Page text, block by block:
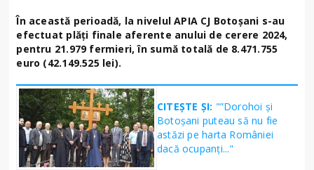
În această perioadă, la nivelul APIA CJ Botoșani s-au
efectuat plăți finale aferente anului de cerere 2024,
pentru 21.979 fermieri, în sumă totală de 8.471.755
euro (42.149.525 lei).
CITEȘTE ȘI: "”Dorohoi și
Botoșani puteau să nu fie
astăzi pe harta României
dacă ocupanți..."